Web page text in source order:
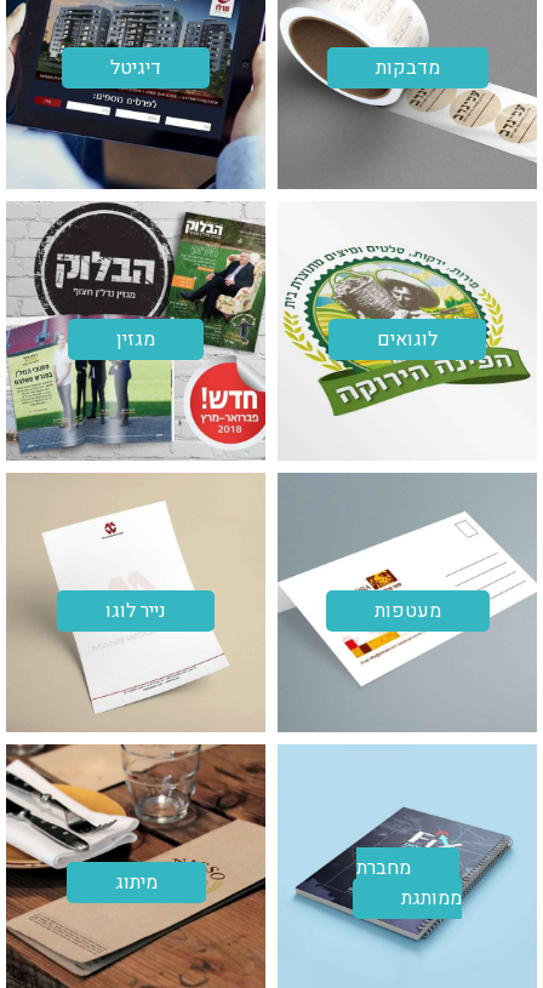
דיגיטל מדבקות
מגזין לוגואים
נייר לוגו מעטפות
מיתוג
מחברת
ממותגת